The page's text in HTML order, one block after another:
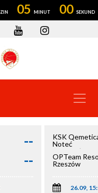
05 00
--
--
KSK
Noteć
Inowrocław
OPTeam
Rzeszów
26.09,